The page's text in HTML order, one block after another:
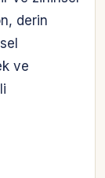
derin
ve